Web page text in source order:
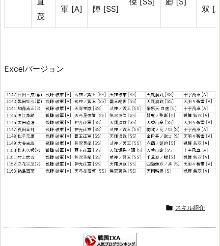
茂
軍 [A] 陣 [SS] 双
Excelバージョン
 スキル紹介